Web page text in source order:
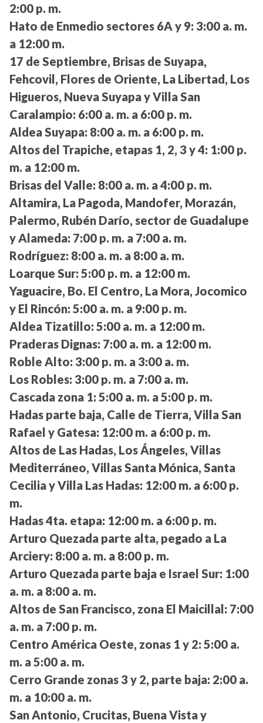
2:00 p. m.
Hato de Enmedio sectores 6A y 9: 3:00 a. m.
a 12:00 m.
17 de Septiembre, Brisas de Suyapa,
Fehcovil, Flores de Oriente, La Libertad, Los
Higueros, Nueva Suyapa y Villa San
Caralampio: 6:00 a. m. a 6:00 p. m.
Aldea Suyapa: 8:00 a. m. a 6:00 p. m.
Altos del Trapiche, etapas 1, 2, 3 y 4: 1:00 p.
m. a 12:00 m.
Brisas del Valle: 8:00 a. m. a 4:00 p. m.
Altamira, La Pagoda, Mandofer, Morazán,
Palermo, Rubén Darío, sector de Guadalupe
y Alameda: 7:00 p. m. a 7:00 a. m.
Rodríguez: 8:00 a. m. a 8:00 a. m.
Loarque Sur: 5:00 p. m. a 12:00 m.
Yaguacire, Bo. El Centro, La Mora, Jocomico
y El Rincón: 5:00 a. m. a 9:00 p. m.
Aldea Tizatillo: 5:00 a. m. a 12:00 m.
Praderas Dignas: 7:00 a. m. a 12:00 m.
Roble Alto: 3:00 p. m. a 3:00 a. m.
Los Robles: 3:00 p. m. a 7:00 a. m.
Cascada zona 1: 5:00 a. m. a 5:00 p. m.
Hadas parte baja, Calle de Tierra, Villa San
Rafael y Gatesa: 12:00 m. a 6:00 p. m.
Altos de Las Hadas, Los Ángeles, Villas
Mediterráneo, Villas Santa Mónica, Santa
Cecilia y Villa Las Hadas: 12:00 m. a 6:00 p.
m.
Hadas 4ta. etapa: 12:00 m. a 6:00 p. m.
Arturo Quezada parte alta, pegado a La
Arciery: 8:00 a. m. a 8:00 p. m.
Arturo Quezada parte baja e Israel Sur: 1:00
a. m. a 8:00 a. m.
Altos de San Francisco, zona El Maicillal: 7:00
a. m. a 7:00 p. m.
Centro América Oeste, zonas 1 y 2: 5:00 a.
m. a 5:00 a. m.
Cerro Grande zonas 3 y 2, parte baja: 2:00 a.
m. a 10:00 a. m.
San Antonio, Crucitas, Buena Vista y